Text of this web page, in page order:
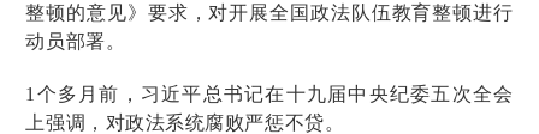
整顿的意见》要求，对开展全国政法队伍教育整顿进行
动员部署。
1个多月前，习近平总书记在十九届中央纪委五次全会
上强调，对政法系统腐败严惩不贷。